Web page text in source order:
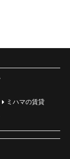
ミハマの賃貸